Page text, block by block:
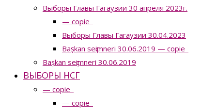
Выборы Главы Гагаузии 30 апреля 2023г.
— copie_
Выборы Главы Гагаузии 30.04.2023
Bașkan seҫimneri 30.06.2019 — copie_
Bașkan seҫimneri 30.06.2019
ВЫБОРЫ НСГ
— copie_
— copie_